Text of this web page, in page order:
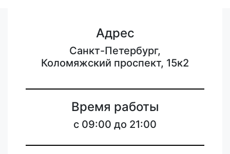
Адрес
Санкт-Петербург,
Коломяжский проспект, 15к2
Время работы
c 09:00 до 21:00